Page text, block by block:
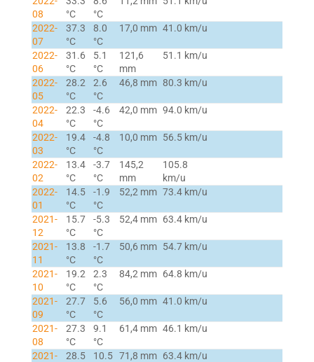
08
°C
°C
2022-
07
37.3
°C
8.0
°C
17,0 mm 41.0 km/u
2022-
06
31.6
°C
5.1
°C
121,6
mm
51.1 km/u
2022-
05
28.2
°C
2.6
°C
46,8 mm 80.3 km/u
2022-
04
22.3
°C
-4.6
°C
42,0 mm 94.0 km/u
2022-
03
19.4
°C
-4.8
°C
10,0 mm 56.5 km/u
2022-
02
13.4
°C
-3.7
°C
145,2
mm
105.8
km/u
2022-
01
14.5
°C
-1.9
°C
52,2 mm 73.4 km/u
2021-
12
15.7
°C
-5.3
°C
52,4 mm 63.4 km/u
2021-
11
13.8
°C
-1.7
°C
50,6 mm 54.7 km/u
2021-
10
19.2
°C
2.3
°C
84,2 mm 64.8 km/u
2021-
09
27.7
°C
5.6
°C
56,0 mm 41.0 km/u
2021-
08
27.3
°C
9.1
°C
61,4 mm 46.1 km/u
2021- 28.5 10.5 71,8 mm 63.4 km/u